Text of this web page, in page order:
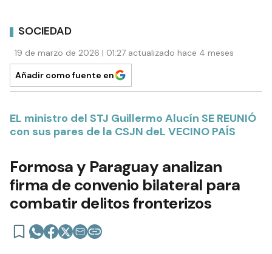
SOCIEDAD
19 de marzo de 2026 | 01:27 actualizado hace 4 meses
Añadir como fuente en
EL ministro del STJ Guillermo Alucín SE REUNIÓ
con sus pares de la CSJN deL VECINO PAÍS
Formosa y Paraguay analizan
firma de convenio bilateral para
combatir delitos fronterizos